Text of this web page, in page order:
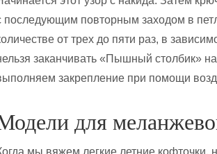
последующим повторным заходом в
от трех до пяти раз, в
заканчивать «Пышный столбик»
закрепление при помощи
для
мы вяжем легкие летние кофточки,